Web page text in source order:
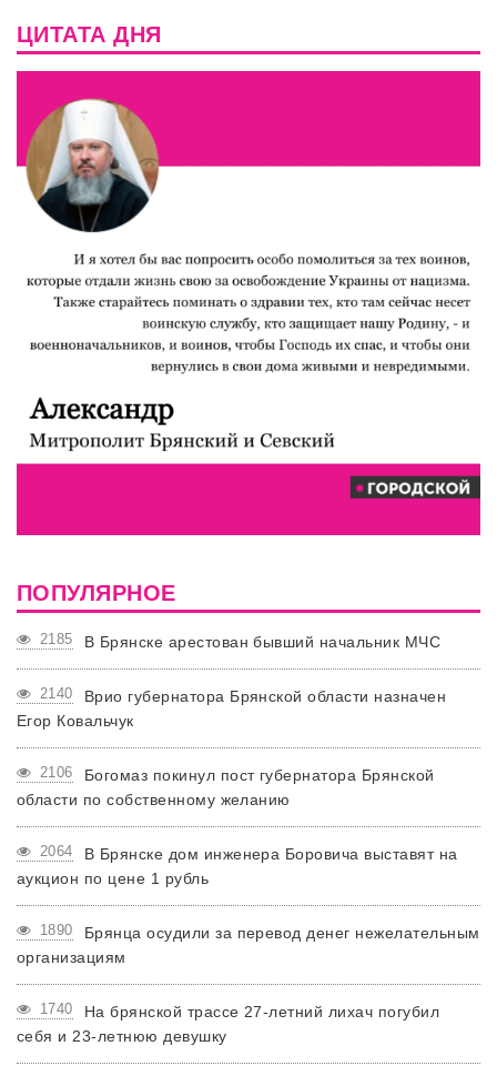
ЦИТАТА ДНЯ
ПОПУЛЯРНОЕ
2185 В Брянске арестован бывший начальник МЧС
2140
Врио губернатора Брянской области назначен
Егор Ковальчук
2106
Богомаз покинул пост губернатора Брянской
области по собственному желанию
2064
В Брянске дом инженера Боровича выставят на
аукцион по цене 1 рубль
1890
Брянца осудили за перевод денег нежелательным
организациям
1740
На брянской трассе 27-летний лихач погубил
себя и 23-летнюю девушку